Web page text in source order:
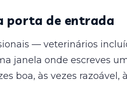
porta de entrada
— veterinários
janela onde escreves
boa, às vezes razoável,